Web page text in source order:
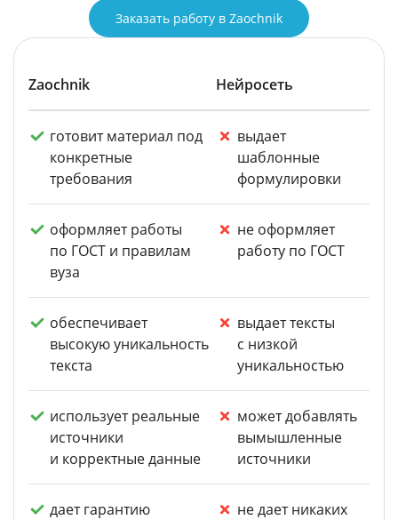
Заказать работу в Zaochnik
Zaochnik Нейросеть
готовит материал под
конкретные
требования
выдает
шаблонные
формулировки
оформляет работы
по ГОСТ и правилам
вуза
не оформляет
работу по ГОСТ
обеспечивает
высокую уникальность
текста
выдает тексты
с низкой
уникальностью
использует реальные
источники
и корректные данные
может добавлять
вымышленные
источники
дает гарантию
не дает никаких